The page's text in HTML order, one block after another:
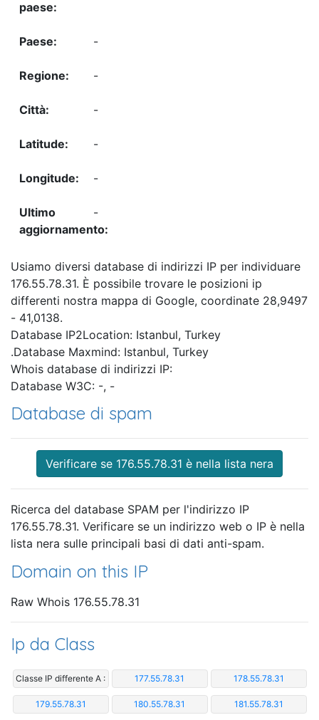
-
-
-
-
-
-
Usiamo diversi database di indirizzi IP per individuare
176.55.78.31. È possibile trovare le posizioni ip
differenti nostra mappa di Google, coordinate 28,9497
- 41,0138.
Database IP2Location: Istanbul, Turkey
.Database Maxmind: Istanbul, Turkey
Whois database di indirizzi IP:
Database W3C: -, -
Database di spam
Verificare se 176.55.78.31 è nella lista nera
Ricerca del database SPAM per l'indirizzo IP
176.55.78.31. Verificare se un indirizzo web o IP è nella
lista nera sulle principali basi di dati anti-spam.
Domain on this IP
Raw Whois 176.55.78.31
Ip da Class
Classe IP differente A : 177.55.78.31 178.55.78.31
179.55.78.31 180.55.78.31 181.55.78.31